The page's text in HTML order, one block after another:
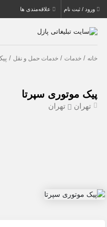
ورود / ثبت نام علاقه‌مندی ها
خانه /خدمات /خدمات حمل و نقل /
پیک موتوری سپرتا
تهران تهران